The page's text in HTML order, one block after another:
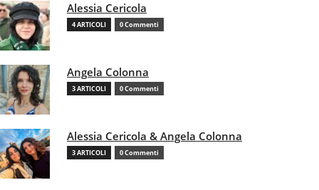
Alessia Cericola
4 ARTICOLI 0 Commenti
Angela Colonna
3 ARTICOLI 0 Commenti
Alessia Cericola & Angela Colonna
3 ARTICOLI 0 Commenti